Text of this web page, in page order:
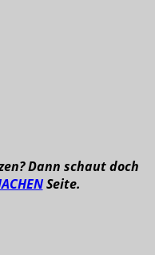
Dann schaut doch
Seite.